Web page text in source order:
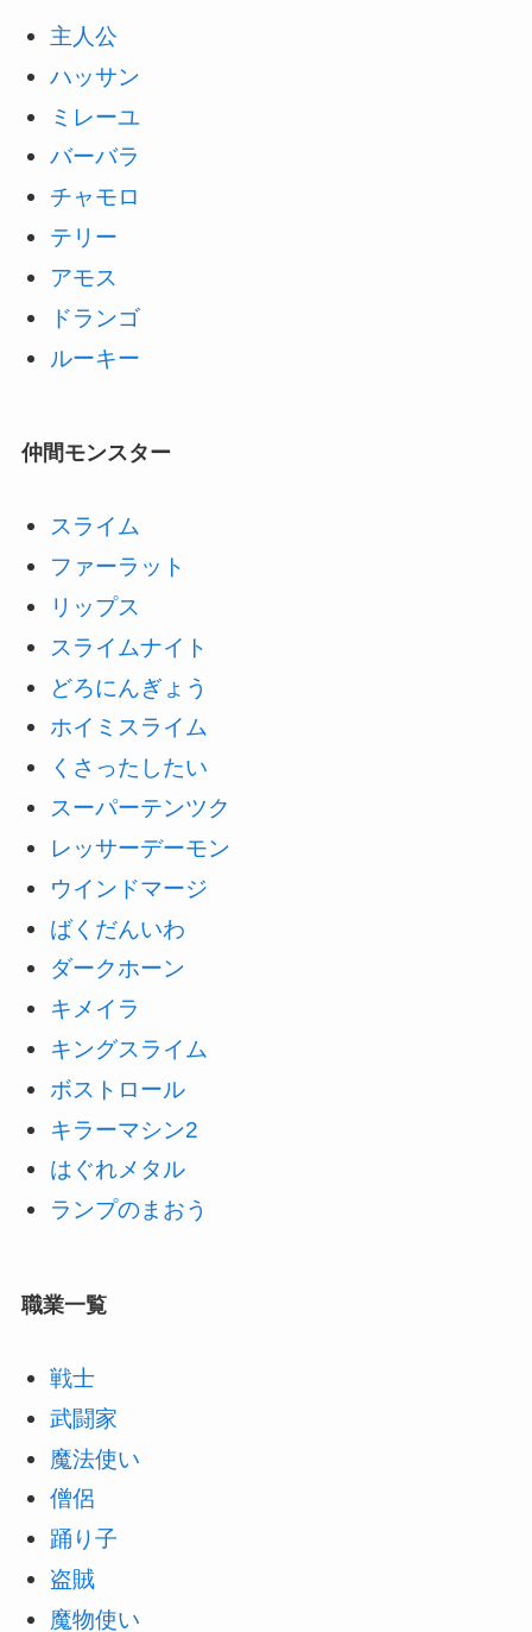
主人公
ハッサン
ミレーユ
バーバラ
チャモロ
テリー
アモス
ドランゴ
ルーキー
仲間モンスター
スライム
ファーラット
リップス
スライムナイト
どろにんぎょう
ホイミスライム
くさったしたい
スーパーテンツク
レッサーデーモン
ウインドマージ
ばくだんいわ
ダークホーン
キメイラ
キングスライム
ボストロール
キラーマシン2
はぐれメタル
ランプのまおう
職業一覧
戦士
武闘家
魔法使い
僧侶
踊り子
盗賊
魔物使い